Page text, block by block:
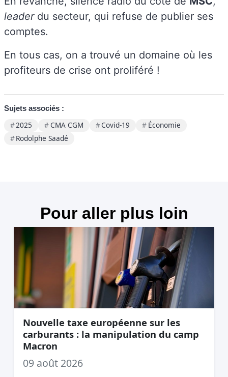
leader du secteur, qui refuse de publier ses
comptes.
En tous cas, on a trouvé un domaine où les
profiteurs de crise ont proliféré !
Sujets associés :
2025 CMA CGM Covid-19
Économie
Rodolphe Saadé
Pour aller plus loin
Nouvelle taxe européenne sur les
carburants : la manipulation du camp
Macron
09 août 2026